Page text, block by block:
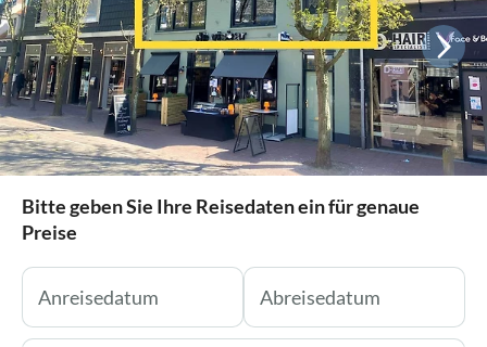
Bitte geben Sie Ihre Reisedaten ein für genaue
Preise